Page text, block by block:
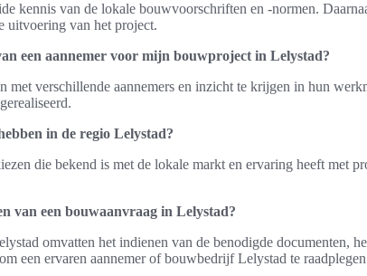
kennis van de lokale bouwvoorschriften en -normen.
uitvoering van het project.
een aannemer voor mijn bouwproject in Lelystad?
met verschillende aannemers en inzicht te krijgen in hun
in de regio Lelystad?
die bekend is met de lokale markt en ervaring heeft met
van een bouwaanvraag in Lelystad?
omvatten het indienen van de benodigde documenten,
een ervaren aannemer of bouwbedrijf Lelystad te